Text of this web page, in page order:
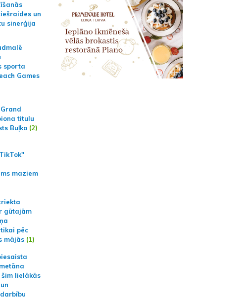
un
sinerģija
sporta
Games
titulu
Buļko (2)
maziem
gūtajām
pēc
mājās (1)
lielākās